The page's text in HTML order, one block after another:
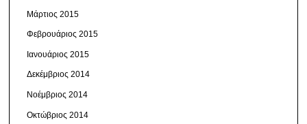
Μάρτιος 2015
Φεβρουάριος 2015
Ιανουάριος 2015
Δεκέμβριος 2014
Νοέμβριος 2014
Οκτώβριος 2014